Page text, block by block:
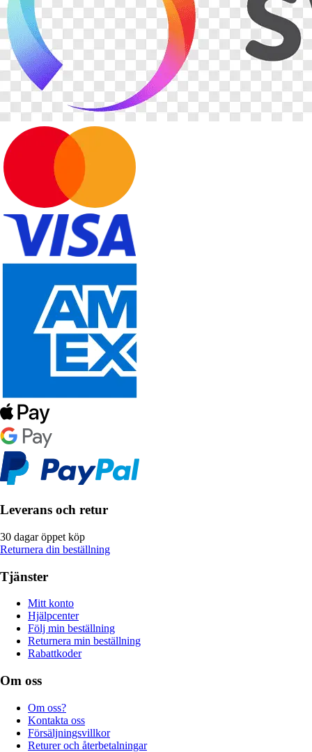
Leverans och retur
30 dagar öppet köp
Returnera din beställning
Tjänster
Mitt konto
Hjälpcenter
Följ min beställning
Returnera min beställning
Rabattkoder
Om oss
Om oss?
Kontakta oss
Försäljningsvillkor
Returer och återbetalningar